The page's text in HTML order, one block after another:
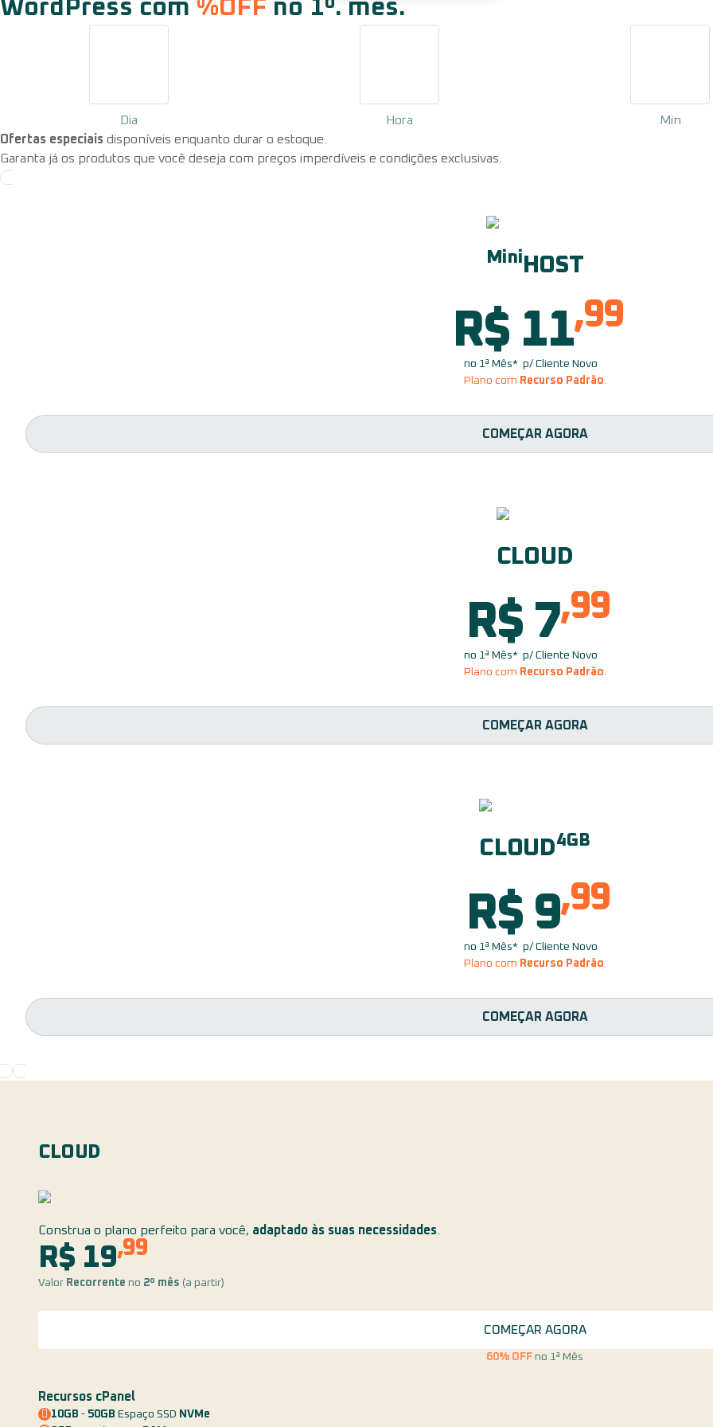
WordPress com %OFF no 1º. mês.
Dia Hora
Min
Ofertas especiais disponíveis enquanto durar o estoque.
Garanta já os produtos que você deseja com preços imperdíveis e condições exclusivas.
Mini HOST
R$ 11,99
no 1ª Mês* p/ Cliente Novo
Plano com Recurso Padrão
COMEÇAR AGORA
CLOUD
R$ 7,99
no 1ª Mês* p/ Cliente Novo
Plano com Recurso Padrão
COMEÇAR AGORA
CLOUD4GB
R$ 9,99
no 1ª Mês* p/ Cliente Novo
Plano com Recurso Padrão
COMEÇAR AGORA
CLOUD
Construa o plano perfeito para você, adaptado às suas necessidades
R$ 19,99
Valor Recorrente no 2º mês (a partir)
COMEÇAR AGORA
60% OFF no 1ª Mês
Recursos cPanel
10GB - 50GB Espaço SSD NVMe